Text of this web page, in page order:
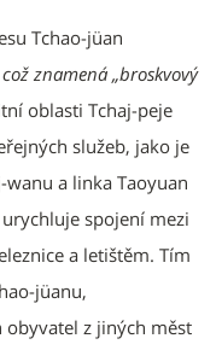
Tchao-jüan
znamená „broskvový
oblasti Tchaj-peje
služeb, jako je
a linka Taoyuan
spojení mezi
a letištěm. Tím
jüanu,
z jiných měst